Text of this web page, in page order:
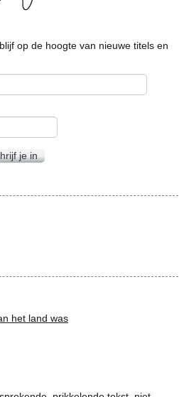
op de hoogte van nieuwe titels en
je in
het land was